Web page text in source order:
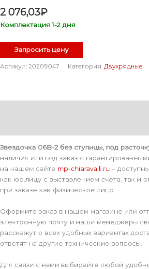
2 076,03₽
Комплектация 1-2 дня
Запросить цену
Артикул: 20209047 Категория: Двухрядные
Звездочка 06B-2 без ступицы, под
наличия или под заказ с
на нашем сайте mp-chiaravalli.ru –
как юр.лицу с выставлением счета, так и
при заказе как физическое лицо.
Оформите заказ в нашем магазине или
электронную почту и наши менеджеры
расскажут о всех удобных вариантах
ответят на другие технические вопросы.
Для связи с нами выбирайте любой